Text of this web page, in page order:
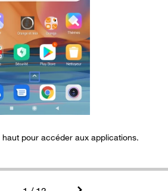
pour accéder aux applications.